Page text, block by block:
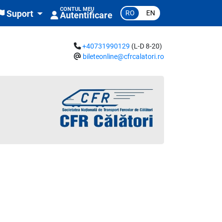
Suport CONTUL MEU
Autentificare RO EN
+40731990129 (L-D 8-20)
bileteonline@cfrcalatori.ro